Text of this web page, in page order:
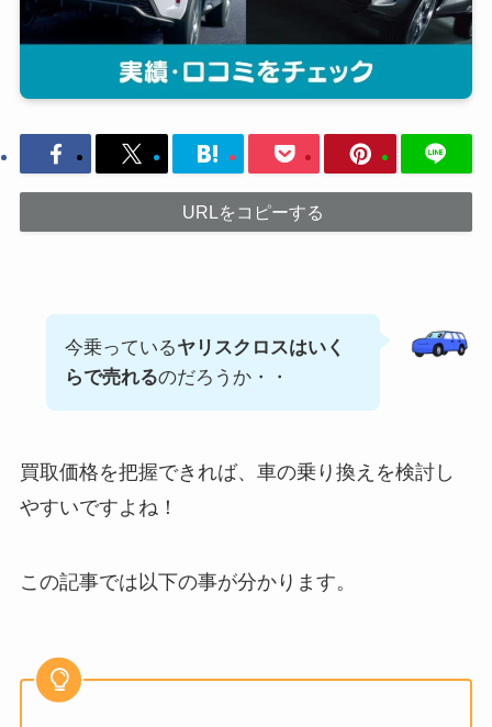
URLをコピーする
今乗っているヤリスクロスはいく
らで売れるのだろうか・・
買取価格を把握できれば、車の乗り換えを検討し
やすいですよね！
この記事では以下の事が分かります。